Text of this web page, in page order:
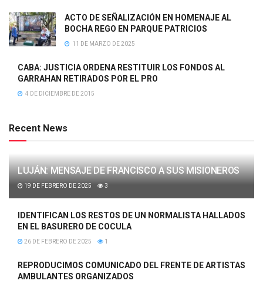
ACTO DE SEÑALIZACIÓN EN HOMENAJE AL
BOCHA REGO EN PARQUE PATRICIOS
11 DE MARZO DE 2025
CABA: JUSTICIA ORDENA RESTITUIR LOS FONDOS AL
GARRAHAN RETIRADOS POR EL PRO
4 DE DICIEMBRE DE 2015
Recent News
LUJÁN: MENSAJE DE FRANCISCO A SUS MISIONEROS
19 DE FEBRERO DE 2025 3
IDENTIFICAN LOS RESTOS DE UN NORMALISTA HALLADOS
EN EL BASURERO DE COCULA
26 DE FEBRERO DE 2025 1
REPRODUCIMOS COMUNICADO DEL FRENTE DE ARTISTAS
AMBULANTES ORGANIZADOS